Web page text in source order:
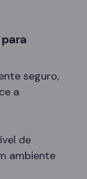
para
seguro,
a
de
ambiente